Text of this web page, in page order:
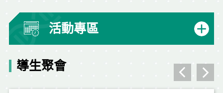
活動專區
導生聚會